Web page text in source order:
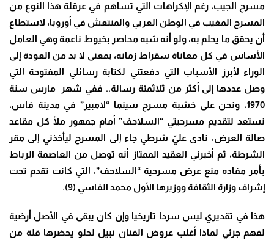
مسرح الجيب، رغم الإكراهات التي تساهم في عرقلة هذا النوع من
المسرح المغيب في الوطن العربي والمنتعش في أوروبا، لاستطاع
أن يحقق ما يحلم به، ولو أنه شبه محاصر بخيوط ناعمة وهي العامل
الأساس في كل معاناة سقراط زمانه، بمعنى لا بد من العودة إلى
الوراء لأبرز الأسباب التي دفعتني لكتابة رسائلي المفتوحة التي
وصل عددها إلى أكثر من ثلاثمئة رسالة.. ففي شهر مارس سنة
1970، ونحن على خشبة مسرح سينما “لامبير” في مدينة فاس،
نستعد لتقديم مسرحيتي “السلاحف” أمام جمهور ملأ كل مقاعد
صالة العرض، نادى عليّ شرطي جاء إلى المسرح ليأخذني إلى مقر
الشرطة، ثم أخبرني العقيد الممتاز أنه توصل من العاصمة الرباط
بأمر مفاده منع عرض مسرحية “السلاحف”، التي كانت تقدم تحت
إشراف وزارة الثقافة ووزيرها الأول محمد الفاسي (9).
هذا في تقديري ليس سردا تاريخيا وإن كان يبقى في الأصل أرضية
لفهم جزئي لماذا أغلب عروض الفنان نبيل لحلو يحضرها قلة من